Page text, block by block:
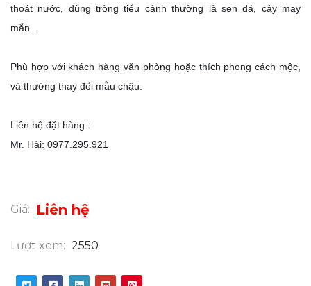
thoát nước, dùng tròng tiểu cảnh thường là sen đá, cây may
mắn…
Phù hợp với khách hàng văn phòng hoặc thích phong cách mộc,
và thường thay đổi mẫu chậu.
Liên hệ đặt hàng :
Mr. Hải: 0977.295.921
Giá: Liên hệ
Lượt xem: 2550